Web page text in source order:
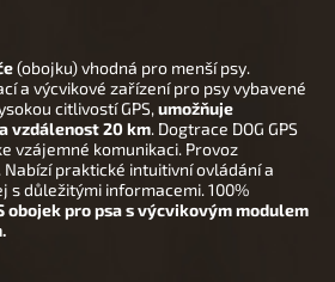
(obojku) vhodná pro menší psy.
a výcvikové zařízení pro psy vybavené
citlivostí GPS,umožňuje
vzdálenost 20 km. Dogtrace DOG GPS
vzájemné komunikaci. Provoz
. Nabízí praktické intuitivní ovládání a
s důležitými informacemi. 100%
obojek pro psa s výcvikovým modulem